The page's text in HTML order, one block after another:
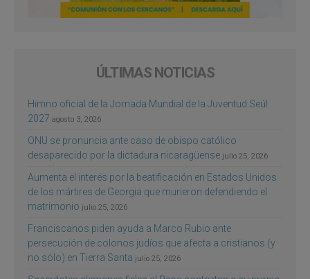
ÚLTIMAS NOTICIAS
Himno oficial de la Jornada Mundial de la Juventud Seúl
2027 agosto 3, 2026
ONU se pronuncia ante caso de obispo católico
desaparecido por la dictadura nicaragüense julio 25, 2026
Aumenta el interés por la beatificación en Estados Unidos
de los mártires de Georgia que murieron defendiendo el
matrimonio julio 25, 2026
Franciscanos piden ayuda a Marco Rubio ante
persecución de colonos judíos que afecta a cristianos (y
no sólo) en Tierra Santa julio 25, 2026